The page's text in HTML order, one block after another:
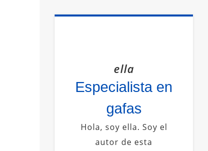
ella
Especialista en
gafas
Hola, soy ella. Soy el
autor de esta